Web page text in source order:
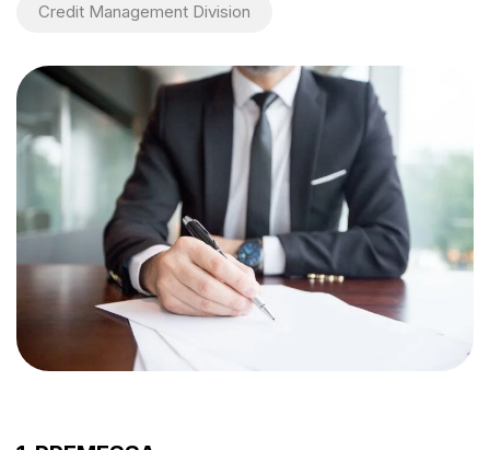
Credit Management Division